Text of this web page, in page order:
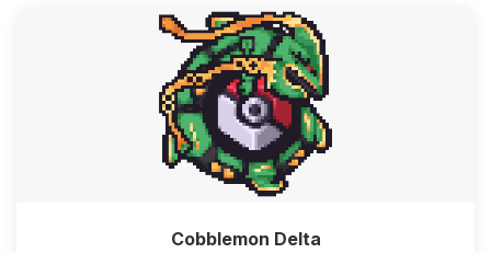
Cobblemon Delta